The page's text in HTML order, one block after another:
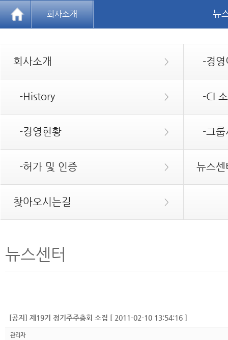
회사소개 뉴
>
회사소개 -경영
>
-History -CI
>
-경영현황 -그룹
>
-허가 및 인증 뉴스센
>
찾아오시는길
뉴스센터
[공지] 제19기 정기주주총회 소집 [ 2011-02-10 13:54:16 ]
관리자